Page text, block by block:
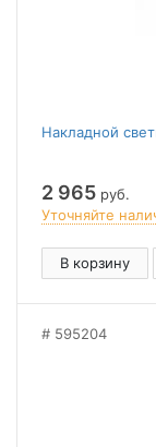
Накладной
2 965 руб.
Уточняйте
В корзину
595204